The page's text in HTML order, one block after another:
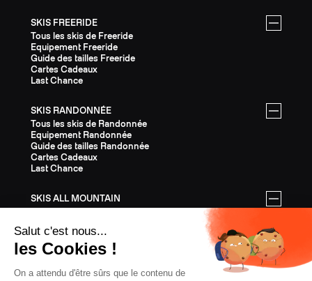
SKIS FREERIDE
Tous les skis de Freeride
Equipement Freeride
Guide des tailles Freeride
Cartes Cadeaux
Last Chance
SKIS RANDONNÉE
Tous les skis de Randonnée
Equipement Randonnée
Guide des tailles Randonnée
Cartes Cadeaux
Last Chance
SKIS ALL MOUNTAIN
Guide des tailles All Mountain
Cartes Cadeaux
Last Chance